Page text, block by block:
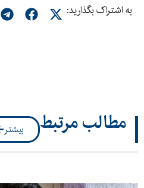
به اشتراک بگذارید:
مطالب مرتبط بیشتر